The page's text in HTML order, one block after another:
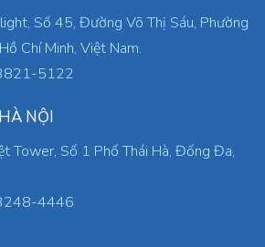
Số 45, Đường Võ Thị Sáu, Phường
Chí Minh, Việt Nam.
5122
NỘI
Tower, Số 1 Phố Thái Hà, Đống Đa,
4446